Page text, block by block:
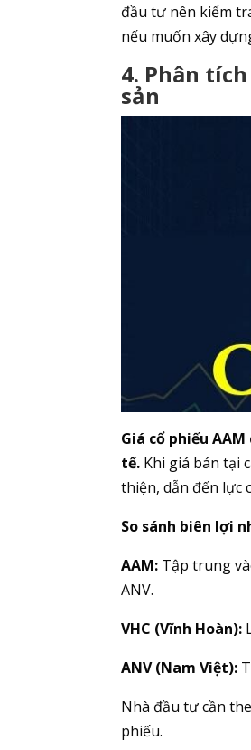
đầu tư nên kiểm
nếu muốn xây
4. Phân
sản
Giá cổ phiếu
tế. Khi giá bán tại
thiện, dẫn đến lực
So sánh biên lợi
AAM: Tập trung
ANV.
VHC (Vĩnh Hoàn):
ANV (Nam Việt):
Nhà đầu tư cần
phiếu.